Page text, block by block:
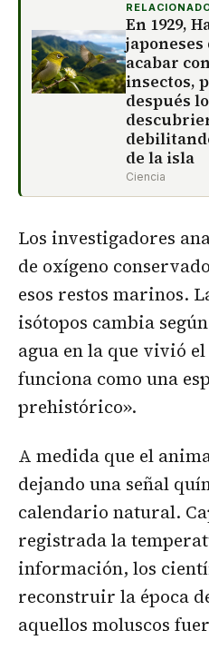
En 1929,
japoneses
acabar
insectos,
después
de la isla
Ciencia
Los investigadores
de oxígeno
esos restos marinos.
isótopos cambia
agua en la que vivió
funciona como una
prehistórico».
A medida que el
dejando una señal
calendario natural.
registrada la
información, los
reconstruir la época
aquellos moluscos